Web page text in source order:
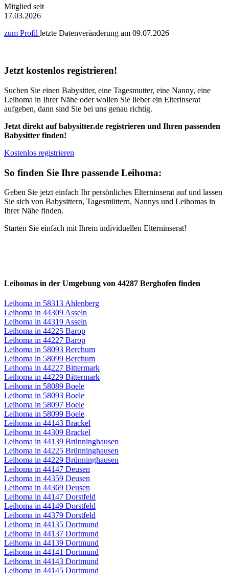
Mitglied seit
17.03.2026
zum Profil letzte Datenveränderung am 09.07.2026
Jetzt kostenlos registrieren!
Suchen Sie einen Babysitter, eine Tagesmutter, eine Nanny, eine
Leihoma in Ihrer Nähe oder wollen Sie lieber ein Elterinserat
aufgeben, dann sind Sie bei uns genau richtig.
Jetzt direkt auf babysitter.de registrieren und Ihren passenden
Babysitter finden!
Kostenlos registrieren
So finden Sie Ihre passende Leihoma:
Geben Sie jetzt einfach Ihr persönliches Elterninserat auf und lassen
Sie sich von Babysittern, Tagesmüttern, Nannys und Leihomas in
Ihrer Nähe finden.
Starten Sie einfach mit Ihrem individuellen Elterninserat!
Leihomas in der Umgebung von 44287 Berghofen finden
Leihoma in 58313 Ahlenberg
Leihoma in 44309 Asseln
Leihoma in 44319 Asseln
Leihoma in 44225 Barop
Leihoma in 44227 Barop
Leihoma in 58093 Berchum
Leihoma in 58099 Berchum
Leihoma in 44227 Bittermark
Leihoma in 44229 Bittermark
Leihoma in 58089 Boele
Leihoma in 58093 Boele
Leihoma in 58097 Boele
Leihoma in 58099 Boele
Leihoma in 44143 Brackel
Leihoma in 44309 Brackel
Leihoma in 44139 Brünninghausen
Leihoma in 44225 Brünninghausen
Leihoma in 44229 Brünninghausen
Leihoma in 44147 Deusen
Leihoma in 44359 Deusen
Leihoma in 44369 Deusen
Leihoma in 44147 Dorstfeld
Leihoma in 44149 Dorstfeld
Leihoma in 44379 Dorstfeld
Leihoma in 44135 Dortmund
Leihoma in 44137 Dortmund
Leihoma in 44139 Dortmund
Leihoma in 44141 Dortmund
Leihoma in 44143 Dortmund
Leihoma in 44145 Dortmund